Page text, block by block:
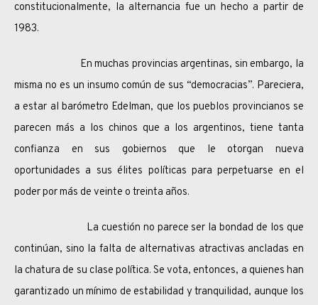
constitucionalmente, la alternancia fue un hecho a partir de
1983.
En muchas provincias argentinas, sin embargo, la
misma no es un insumo común de sus “democracias”. Pareciera,
a estar al barómetro Edelman, que los pueblos provincianos se
parecen más a los chinos que a los argentinos, tiene tanta
confianza en sus gobiernos que le otorgan nueva
oportunidades a sus élites políticas para perpetuarse en el
poder por más de veinte o treinta años.
La cuestión no parece ser la bondad de los que
continúan, sino la falta de alternativas atractivas ancladas en
la chatura de su clase política. Se vota, entonces, a quienes han
garantizado un mínimo de estabilidad y tranquilidad, aunque los